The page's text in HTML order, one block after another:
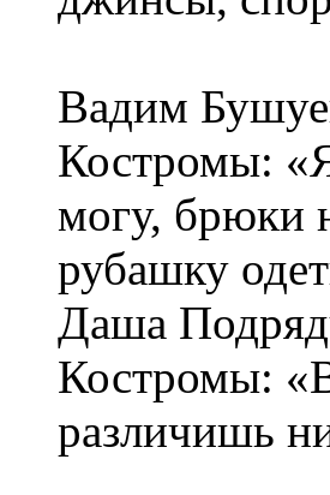
Вадим
Костромы:
могу, брюки
рубашку
Даша
Костромы:
различишь